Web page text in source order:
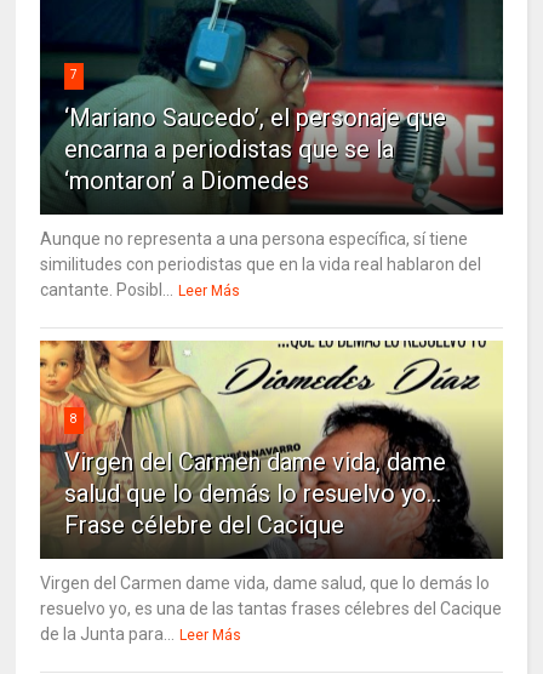
7
‘Mariano Saucedo’, el personaje que
encarna a periodistas que se la
‘montaron’ a Diomedes
Aunque no representa a una persona específica, sí tiene
similitudes con periodistas que en la vida real hablaron del
cantante. Posibl...
Leer Más
8
Virgen del Carmen dame vida, dame
salud que lo demás lo resuelvo yo…
Frase célebre del Cacique
Virgen del Carmen dame vida, dame salud, que lo demás lo
resuelvo yo, es una de las tantas frases célebres del Cacique
de la Junta para...
Leer Más